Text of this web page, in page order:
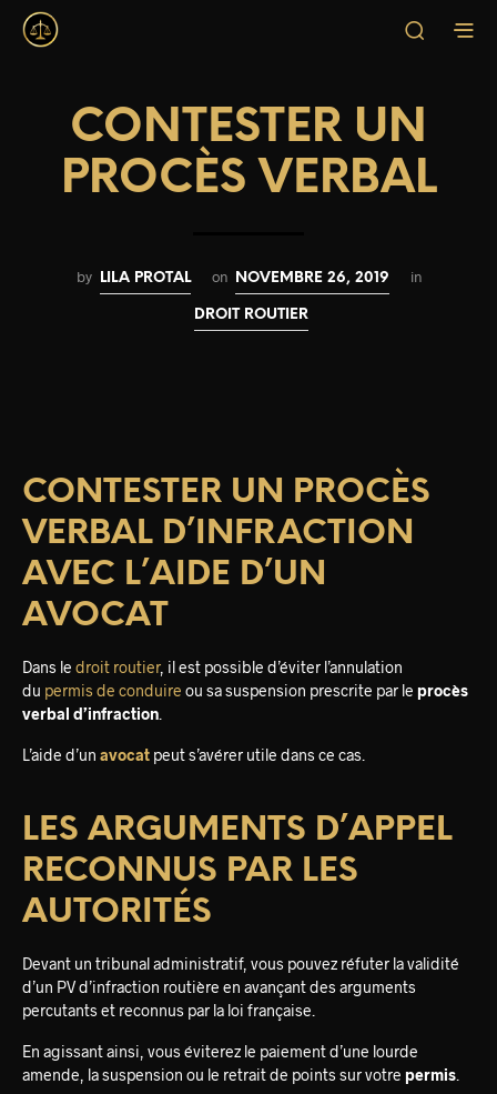
CONTESTER UN
PROCÈS VERBAL
by LILA PROTAL on NOVEMBRE 26, 2019 in
DROIT ROUTIER
CONTESTER UN PROCÈS
VERBAL D’INFRACTION
AVEC L’AIDE D’UN
AVOCAT
Dans le droit routier, il est possible d’éviter l’annulation
du permis de conduire ou sa suspension prescrite par le procès
verbal d’infraction
L’aide d’un avocat peut s’avérer utile dans ce cas.
LES ARGUMENTS D’APPEL
RECONNUS PAR LES
AUTORITÉS
Devant un tribunal administratif, vous pouvez réfuter la validité
d’un PV d’infraction routière en avançant des arguments
percutants et reconnus par la loi française.
En agissant ainsi, vous éviterez le paiement d’une lourde
amende, la suspension ou le retrait de points sur votre permis